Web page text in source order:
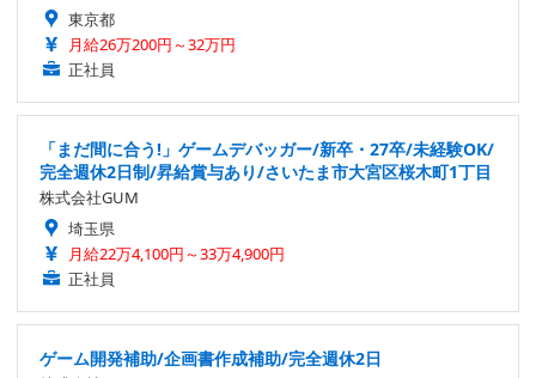
東京都
月給26万200円～32万円
正社員
「まだ間に合う!」ゲームデバッガー/新卒・27卒/未経験OK/
完全週休2日制/昇給賞与あり/さいたま市大宮区桜木町1丁目
株式会社GUM
埼玉県
月給22万4,100円～33万4,900円
正社員
ゲーム開発補助/企画書作成補助/完全週休2日